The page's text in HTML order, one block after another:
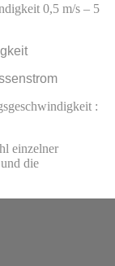
0,5 m/s – 5
:
einzelner
die